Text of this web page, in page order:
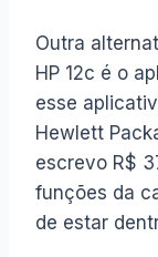
Outra
HP 12c é o
esse
Hewlett
escrevo R$
funções da
de estar